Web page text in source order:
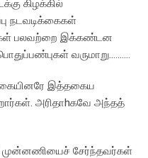
கிழக்கில்
நடவடிக்கைகள்
பலவற்றை இக்கண்டன
வருமாறு……….
இத்தகைய
அரிதாhகவே அந்தத்
முன்னணியைச் சேர்ந்தவர்கள்